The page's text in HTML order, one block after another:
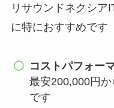
リサウンドネクシア
に特におすすめです
コストパフォー
最安200,000円
です